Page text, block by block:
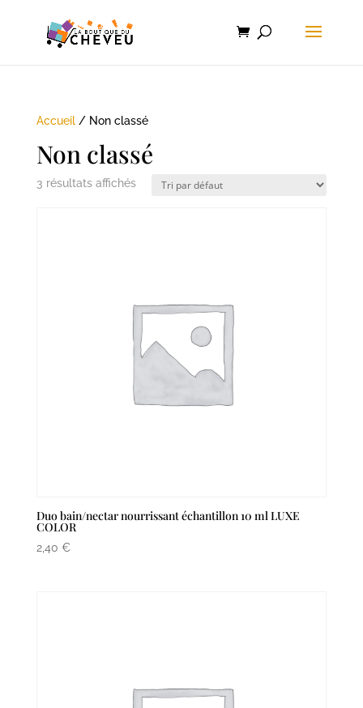
Accueil/ Non classé
Non classé
3 résultats affichés
Duo bain/nectar nourrissant échantillon 10 ml LUXE
COLOR
2,40 €